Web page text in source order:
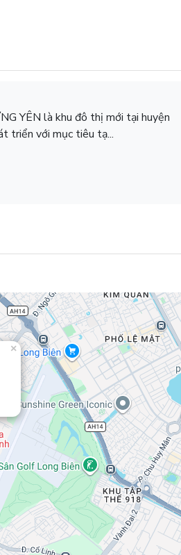
YÊN là khu đô thị mới tại huyện
triển với mục tiêu tạ...
×